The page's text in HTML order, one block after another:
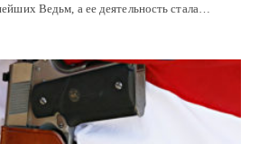
Ведьм, а ее деятельность стала…